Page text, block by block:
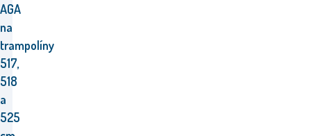
AGA
na
trampolíny
517,
518
a
525